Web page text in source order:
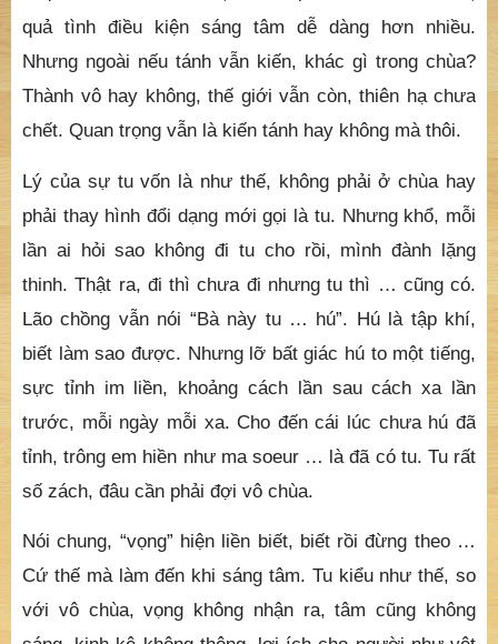
quả tình điều kiện sáng tâm dễ dàng hơn nhiều.
Nhưng ngoài nếu tánh vẫn kiến, khác gì trong chùa?
Thành vô hay không, thế giới vẫn còn, thiên hạ chưa
chết. Quan trọng vẫn là kiến tánh hay không mà thôi.
Lý của sự tu vốn là như thế, không phải ở chùa hay
phải thay hình đổi dạng mới gọi là tu. Nhưng khổ, mỗi
lần ai hỏi sao không đi tu cho rồi, mình đành lặng
thinh. Thật ra, đi thì chưa đi nhưng tu thì … cũng có.
Lão chồng vẫn nói “Bà này tu … hú”. Hú là tập khí,
biết làm sao được. Nhưng lỡ bất giác hú to một tiếng,
sực tỉnh im liền, khoảng cách lần sau cách xa lần
trước, mỗi ngày mỗi xa. Cho đến cái lúc chưa hú đã
tỉnh, trông em hiền như ma soeur … là đã có tu. Tu rất
số zách, đâu cần phải đợi vô chùa.
Nói chung, “vọng” hiện liền biết, biết rồi đừng theo …
Cứ thế mà làm đến khi sáng tâm. Tu kiểu như thế, so
với vô chùa, vọng không nhận ra, tâm cũng không